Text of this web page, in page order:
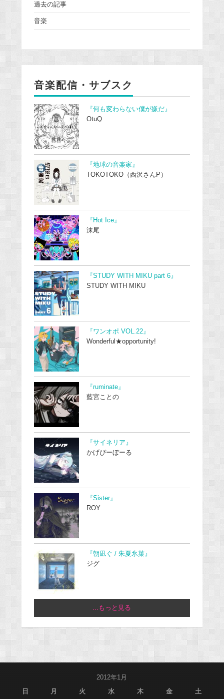
過去の記事
音楽
音楽配信・サブスク
『何も変わらない僕が嫌だ』
OtuQ
『地球の音楽家』
TOKOTOKO（西沢さんP）
『Hot Ice』
沫尾
『STUDY WITH MIKU part 6』
STUDY WITH MIKU
『ワンオポ VOL.22』
Wonderful★opportunity!
『ruminate』
藍宮ことの
『サイネリア』
かげぴーぼーる
『Sister』
ROY
『朝凪ぐ / 朱夏氷菓』
ジグ
...もっと見る
2012年1月
日
月 火 水 木 金 土